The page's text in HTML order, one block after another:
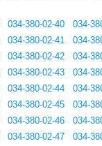
034-380-02-40
034-380-02-41
034-380-02-42
034-380-02-43
034-380-02-44
034-380-02-45
034-380-02-46
034-380-02-47
034-
034-
034-
034-
034-
034-
034-
034-